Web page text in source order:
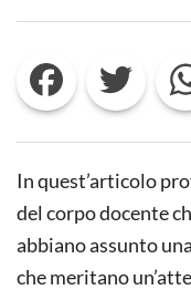
DOCENTI
Facebook
In quest’articolo
del corpo docente
abbiano assunto
che meritano